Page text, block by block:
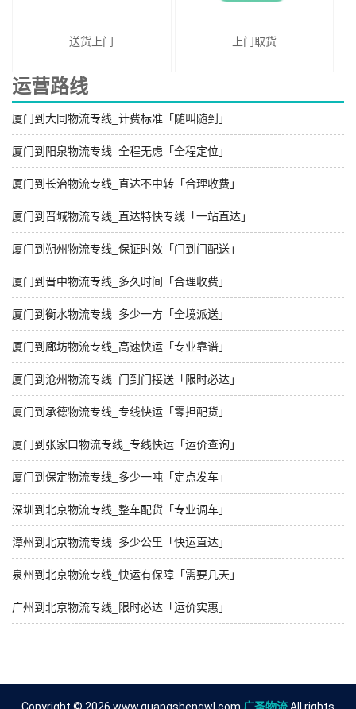
送货上门 上门取货
运营路线
厦门到大同物流专线_计费标准「随叫随到」
厦门到阳泉物流专线_全程无虑「全程定位」
厦门到长治物流专线_直达不中转「合理收费」
厦门到晋城物流专线_直达特快专线「一站直达」
厦门到朔州物流专线_保证时效「门到门配送」
厦门到晋中物流专线_多久时间「合理收费」
厦门到衡水物流专线_多少一方「全境派送」
厦门到廊坊物流专线_高速快运「专业靠谱」
厦门到沧州物流专线_门到门接送「限时必达」
厦门到承德物流专线_专线快运「零担配货」
厦门到张家口物流专线_专线快运「运价查询」
厦门到保定物流专线_多少一吨「定点发车」
深圳到北京物流专线_整车配货「专业调车」
漳州到北京物流专线_多少公里「快运直达」
泉州到北京物流专线_快运有保障「需要几天」
广州到北京物流专线_限时必达「运价实惠」